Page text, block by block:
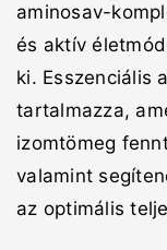
aminosav-
és aktív
ki. Esszenciális
tartalmazza,
izomtömeg
valamint
az optimális